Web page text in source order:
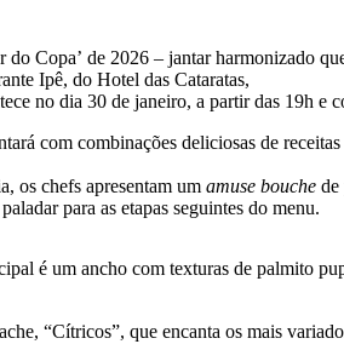
Copa’ de 2026 – jantar harmonizado
Ipê, do Hotel das Cataratas,
no dia 30 de janeiro, a partir das 19h e
com combinações deliciosas de
os chefs apresentam um amuse bouche de
para as etapas seguintes do menu.
é um ancho com texturas de palmito
“Cítricos”, que encanta os mais